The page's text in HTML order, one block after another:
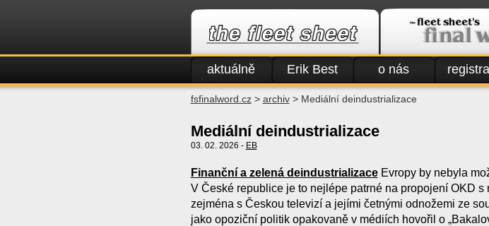
aktuálně Erik Best o nás
fsfinalword.cz> archiv> Mediální deindustrializace
Mediální deindustrializace
03. 02. 2026 - EB
Finanční a zelená deindustrializaceEvropy by nebyla
V České republice je to nejlépe patrné na propojení OKD s
zejména s Českou televizí a jejími četnými odnožemi ze
jako opoziční politik opakovaně v médiích hovořil o